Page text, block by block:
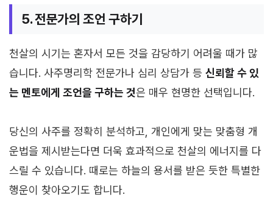
5. 전문가의 조언 구하기
천살의 시기는 혼자서 모든 것을 감당하기 어려울 때가 많
습니다. 사주명리학 전문가나 심리 상담가 등 신뢰할 수 있
는 멘토에게 조언을 구하는 것은 매우 현명한 선택입니다.
당신의 사주를 정확히 분석하고, 개인에게 맞는 맞춤형 개
운법을 제시받는다면 더욱 효과적으로 천살의 에너지를 다
스릴 수 있습니다. 때로는 하늘의 용서를 받은 듯한 특별한
행운이 찾아오기도 합니다.